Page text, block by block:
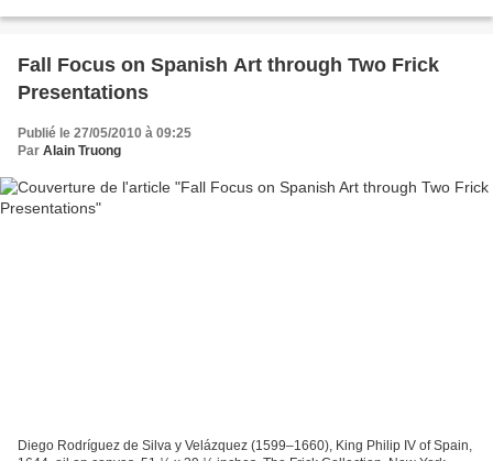
Fall Focus on Spanish Art through Two Frick
Presentations
Publié le 27/05/2010 à 09:25
Par Alain Truong
Diego Rodríguez de Silva y Velázquez (1599–1660), King Philip IV of Spain,